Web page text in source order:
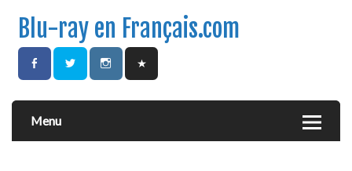
Blu-ray en Français.com
Menu